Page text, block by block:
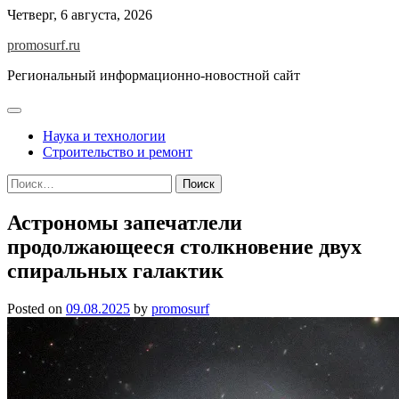
Skip
content
Четверг, 6 августа, 2026
promosurf.ru
Региональный информационно-новостной сайт
Наука и технологии
Строительство и ремонт
Найти:
Астрономы запечатлели
продолжающееся столкновение двух
спиральных галактик
Posted on 09.08.2025 by promosurf